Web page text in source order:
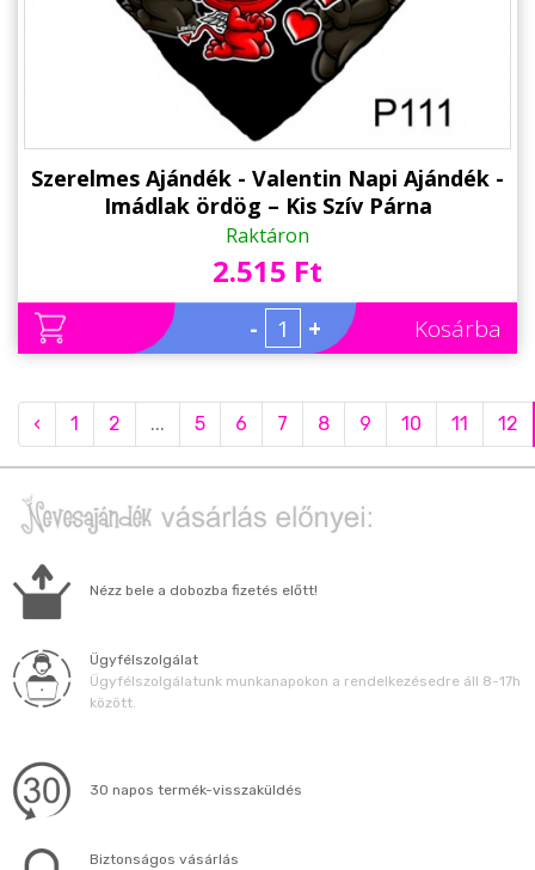
Szerelmes Ajándék - Valentin Napi Ajándék -
Imádlak ördög – Kis Szív Párna
Raktáron
2.515 Ft
- + Kosárba
‹ 1 2 ... 5 6 7 8 9 10 11 12
Nézz bele a dobozba fizetés előtt!
Ügyfélszolgálat
Ügyfélszolgálatunk munkanapokon a rendelkezésedre áll 8-17h
között.
30 napos termék-visszaküldés
Biztonságos vásárlás